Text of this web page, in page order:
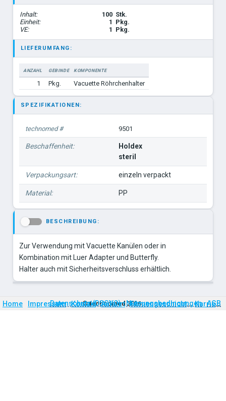
Inhalt: 100 Stk.
Einheit:
1 Pkg.
VE:
1 Pkg.
LIEFERUMFANG:
ANZAHL GEBINDE
KOMPONENTE
1
Pkg. Vacuette Röhrchenhalter
SPEZIFIKATIONEN:
technomed # 9501
Beschaffenheit:
Holdex
steril
Verpackungsart: einzeln verpackt
Material: PP
BESCHREIBUNG:
Zur Verwendung mit Vacuette Kanülen oder in
Kombination mit Luer Adapter und Butterfly.
Halter auch mit Sicherheitsverschluss erhältlich.
Home Impressum Kontakt Anfahrt Firmengeschichte Karriere
©technomed 2026
Datenschutz (DSGVO) Nutzungsbedingungen AGB